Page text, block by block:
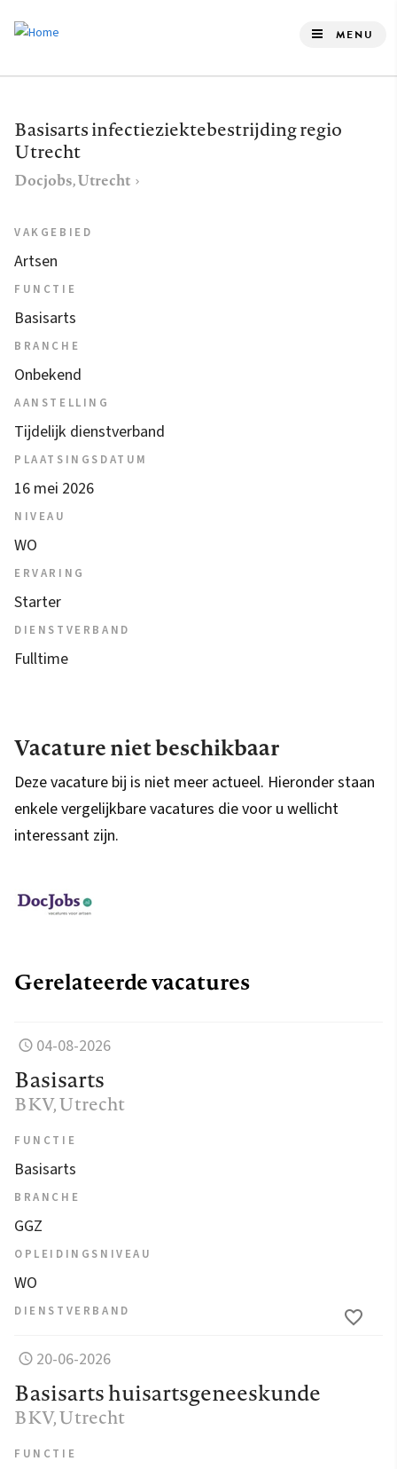
de
gaan
MENU
Basisarts infectieziektebestrijding regio
Utrecht
Docjobs, Utrecht
VAKGEBIED
Artsen
FUNCTIE
Basisarts
BRANCHE
Onbekend
AANSTELLING
Tijdelijk dienstverband
PLAATSINGSDATUM
16 mei 2026
NIVEAU
WO
ERVARING
Starter
DIENSTVERBAND
Fulltime
Vacature niet beschikbaar
Deze vacature bij is niet meer actueel. Hieronder staan
enkele vergelijkbare vacatures die voor u wellicht
interessant zijn.
Gerelateerde vacatures
04-08-2026
Basisarts
BKV, Utrecht
FUNCTIE
Basisarts
BRANCHE
GGZ
OPLEIDINGSNIVEAU
WO
DIENSTVERBAND
20-06-2026
Basisarts huisartsgeneeskunde
BKV, Utrecht
FUNCTIE